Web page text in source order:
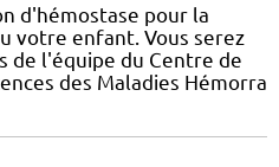
d'hémostase pour la
votre enfant. Vous serez
de l'équipe du Centre de
des Maladies Hémorra